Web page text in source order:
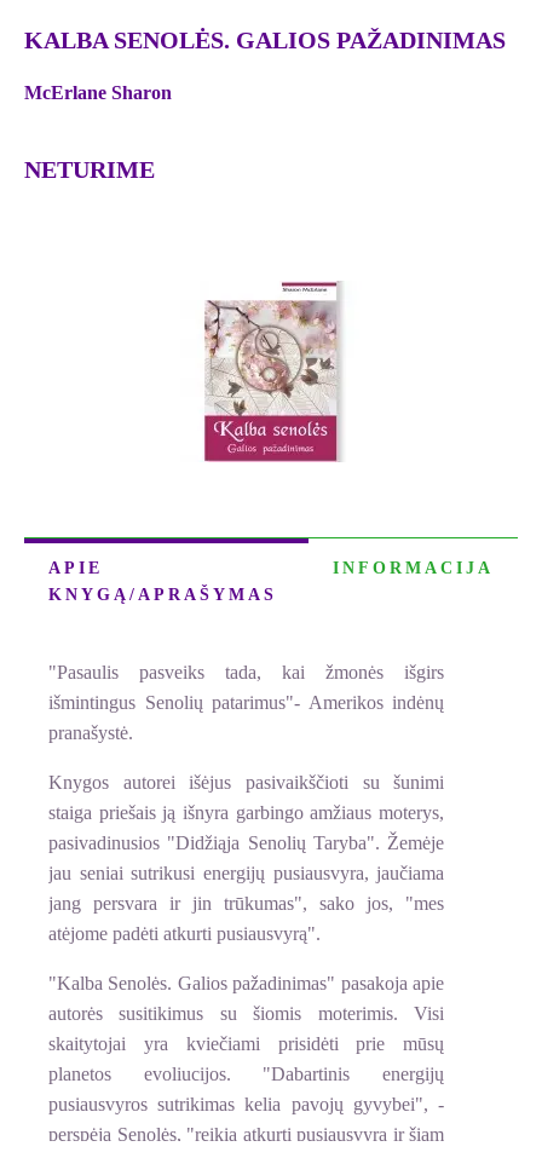
KALBA SENOLĖS. GALIOS PAŽADINIMAS
McErlane Sharon
NETURIME
APIE
KNYGĄ/APRAŠYMAS
INFORMACIJA
"Pasaulis pasveiks tada, kai žmonės išgirs
išmintingus Senolių patarimus"- Amerikos indėnų
pranašystė.
Knygos autorei išėjus pasivaikščioti su šunimi
staiga priešais ją išnyra garbingo amžiaus moterys,
pasivadinusios "Didžiąja Senolių Taryba". Žemėje
jau seniai sutrikusi energijų pusiausvyra, jaučiama
jang persvara ir jin trūkumas", sako jos, "mes
atėjome padėti atkurti pusiausvyrą".
"Kalba Senolės. Galios pažadinimas" pasakoja apie
autorės susitikimus su šiomis moterimis. Visi
skaitytojai yra kviečiami prisidėti prie mūsų
planetos evoliucijos. "Dabartinis energijų
pusiausvyros sutrikimas kelia pavojų gyvybei", -
perspėja Senolės, "reikia atkurti pusiausvyrą ir šiam